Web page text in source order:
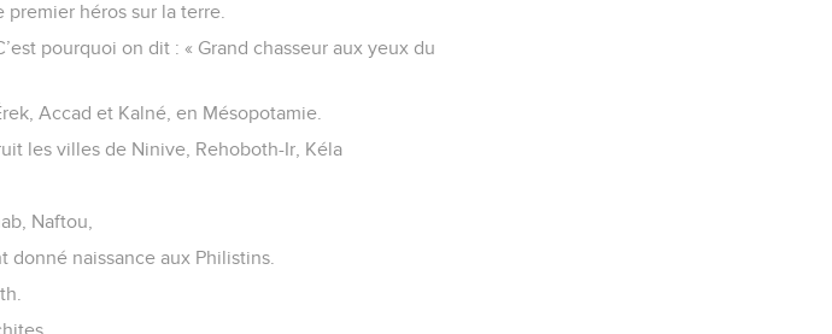
héros sur la terre.
pourquoi on dit : « Grand chasseur aux yeux du
Accad et Kalné, en Mésopotamie.
les villes de Ninive, Rehoboth-Ir, Kéla
Naftou,
donné naissance aux Philistins.